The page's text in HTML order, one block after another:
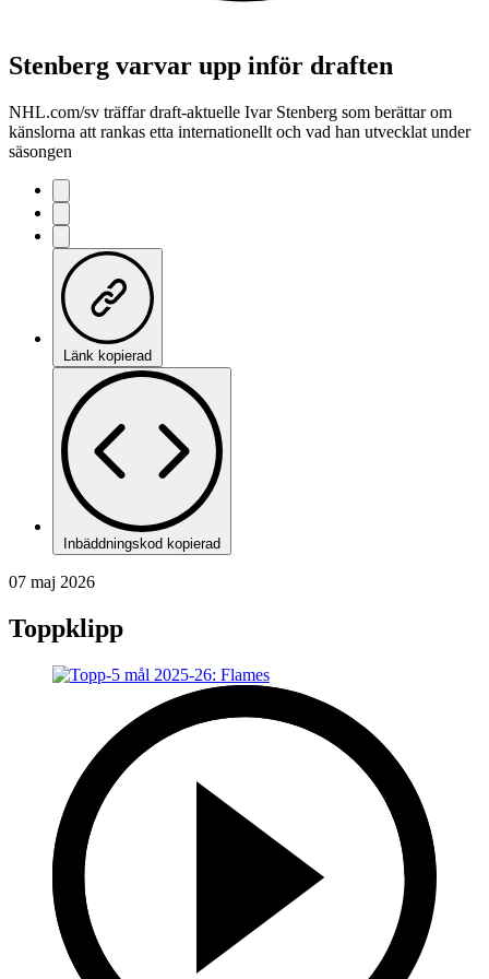
Stenberg varvar upp inför draften
NHL.com/sv träffar draft-aktuelle Ivar Stenberg som berättar om
känslorna att rankas etta internationellt och vad han utvecklat under
säsongen
Länk kopierad
Inbäddningskod kopierad
07 maj 2026
Toppklipp